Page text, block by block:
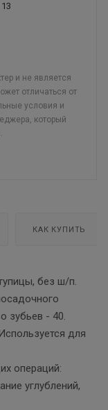
13
и не является
отличаться от
условия и
который
КАК КУПИТЬ
без ш/п.
зубьев - 40.
для
операций:
углублений,